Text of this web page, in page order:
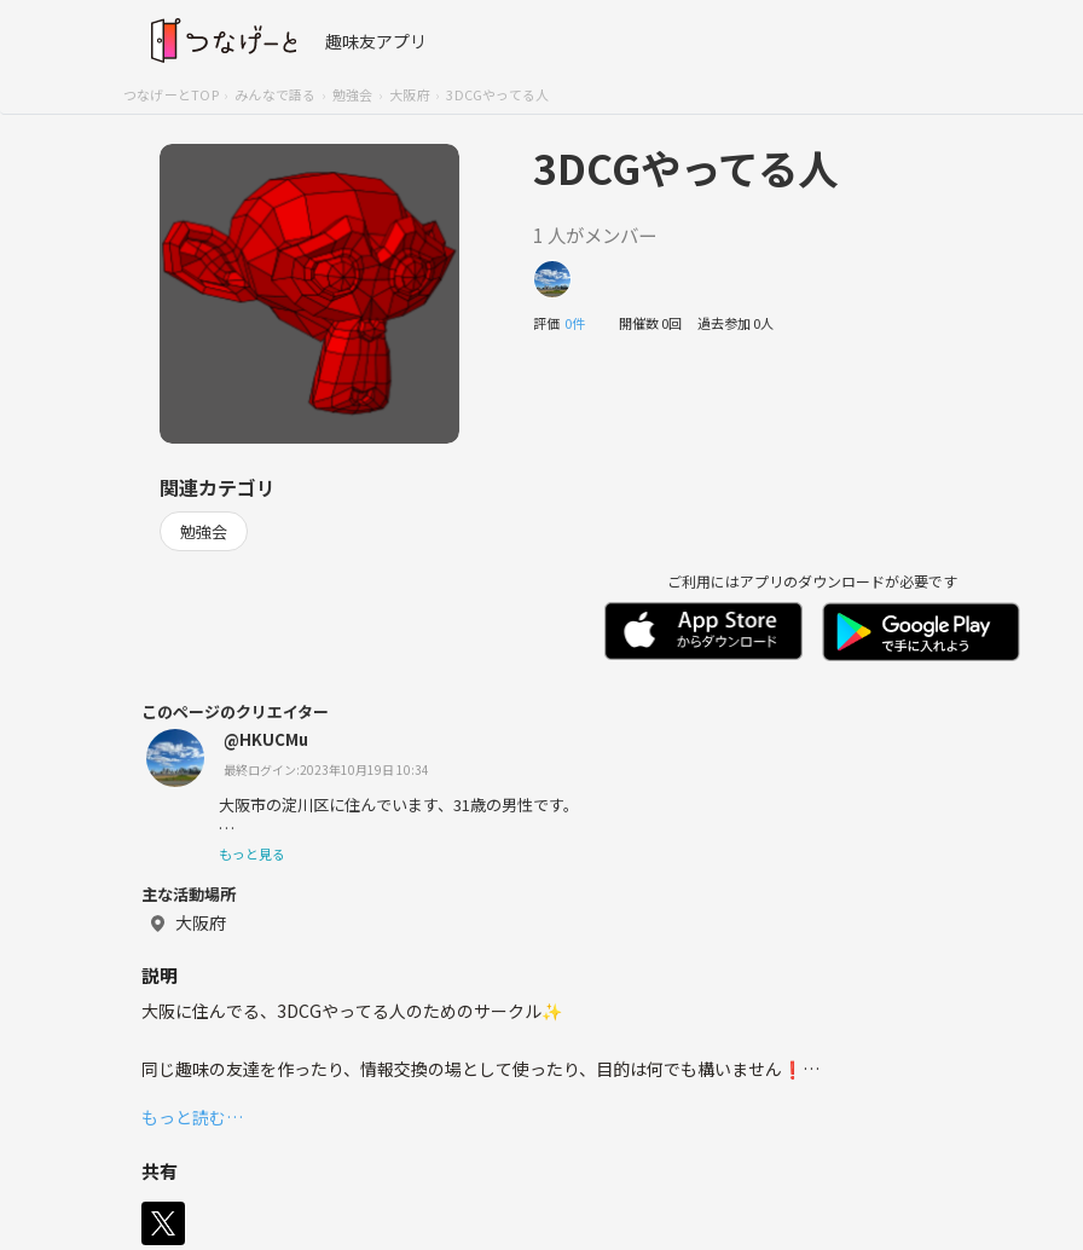
趣味友アプリ
つなげーとTOP みんなで語る 勉強会 大阪府 3DCGやってる人
3DCGやってる人
1 人がメンバー
評価 0件 開催数 0回 過去参加 0人
関連カテゴリ
勉強会
ご利用にはアプリのダウンロードが必要です
このページのクリエイター
@HKUCMu
最終ログイン:2023年10月19日 10:34
大阪市の淀川区に住んでいます、31歳の男性です。
フリーランスで自宅で一人仕事をする事が多いので、交流を広げ
よろしくお願いします！
もっと見る
主な活動場所
大阪府
説明
大阪に住んでる、3DCGやってる人のためのサークル✨
同じ趣味の友達を作ったり、情報交換の場として使ったり、目的は何でも構いません❗
割とマイナーな趣味だと思うので、身近に同じ趣味の友達がいない…という人も多いと思いますので、このサークルを通じ
検索用キーワード：
Blender Maya 3dsmax houdini zbrush substance painter designer unity unreal engine ue4 ue5 3Dモデリング
もっと読む…
共有